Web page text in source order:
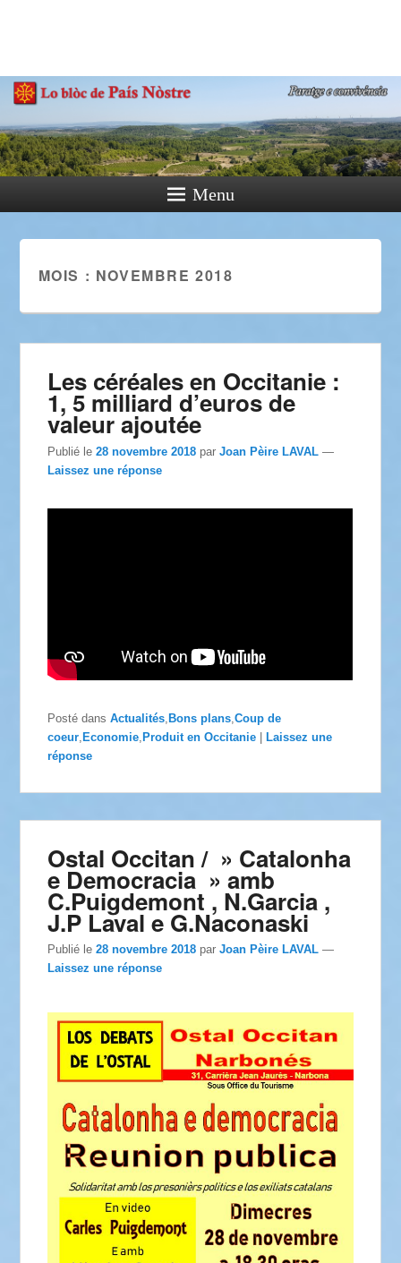
Paratge e Convivència
Menu
MOIS : NOVEMBRE 2018
Les céréales en Occitanie :
1, 5 milliard d’euros de
valeur ajoutée
Publié le28 novembre 2018 parJoan Pèire LAVAL —
Laissez une réponse
Posté dans Actualités ,Bons plans ,Coup de
coeur ,Economie ,Produit en Occitanie |Laissez une
réponse
Ostal Occitan / » Catalonha
e Democracia » amb
C.Puigdemont , N.Garcia ,
J.P Laval e G.Naconaski
Publié le28 novembre 2018 parJoan Pèire LAVAL —
Laissez une réponse